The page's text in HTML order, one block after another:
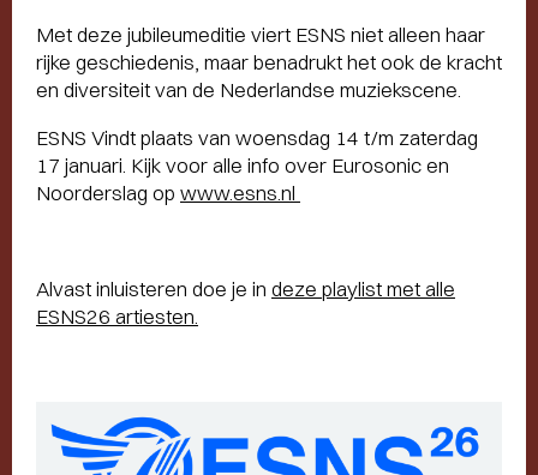
Met deze jubileumeditie viert ESNS niet alleen haar
rijke geschiedenis, maar benadrukt het ook de kracht
en diversiteit van de Nederlandse muziekscene.
ESNS Vindt plaats van woensdag 14 t/m zaterdag
17 januari. Kijk voor alle info over Eurosonic en
Noorderslag op www.esns.nl
Alvast inluisteren doe je in deze playlist met alle
ESNS26 artiesten.